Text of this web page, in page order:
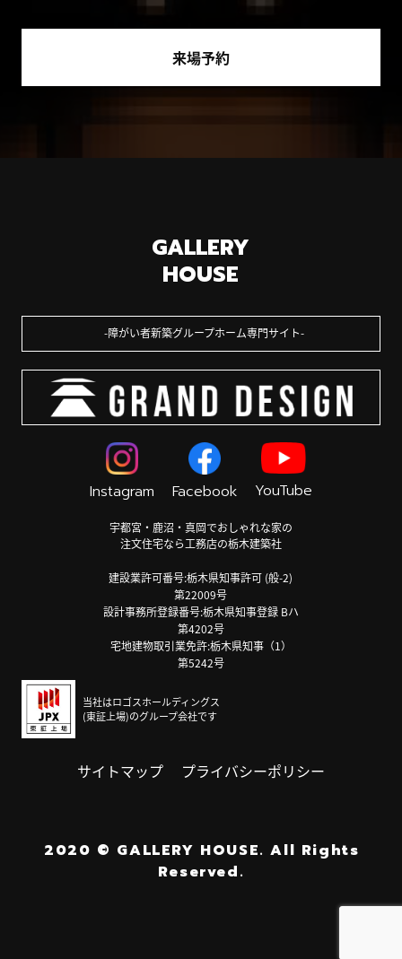
来場予約
GALLERY
HOUSE
障がい者新築グループホーム専門サイト
Instagram Facebook YouTube
宇都宮・鹿沼・真岡でおしゃれな家の
注文住宅なら工務店の栃木建築社
建設業許可番号:栃木県知事許可 (般-2)
第22009号
設計事務所登録番号:栃木県知事登録 Bハ
第4202号
宅地建物取引業免許:栃木県知事（1）
第5242号
当社はロゴスホールディングス
(東証上場)のグループ会社です
サイトマップ プライバシーポリシー
2020 © GALLERY HOUSE. All Rights
Reserved.